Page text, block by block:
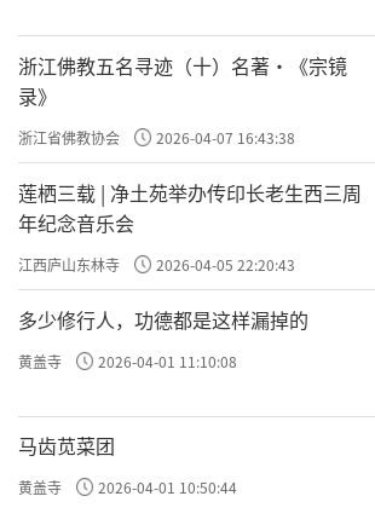
浙江佛教五名寻迹（十）名著·《宗镜
录》
浙江省佛教协会 2026-04-07 16:43:38
莲栖三载 | 净土苑举办传印长老生西三周
年纪念音乐会
江西庐山东林寺 2026-04-05 22:20:43
多少修行人，功德都是这样漏掉的
黄盖寺 2026-04-01 11:10:08
马齿苋菜团
黄盖寺 2026-04-01 10:50:44